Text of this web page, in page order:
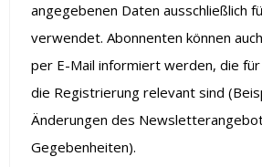
angegebenen Daten ausschließlich
verwendet. Abonnenten können
per E-Mail informiert werden, die
die Registrierung relevant sind
Änderungen des
Gegebenheiten).